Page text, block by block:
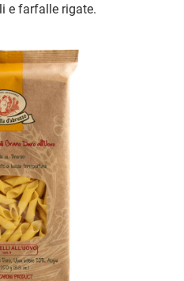
e farfalle rigate.